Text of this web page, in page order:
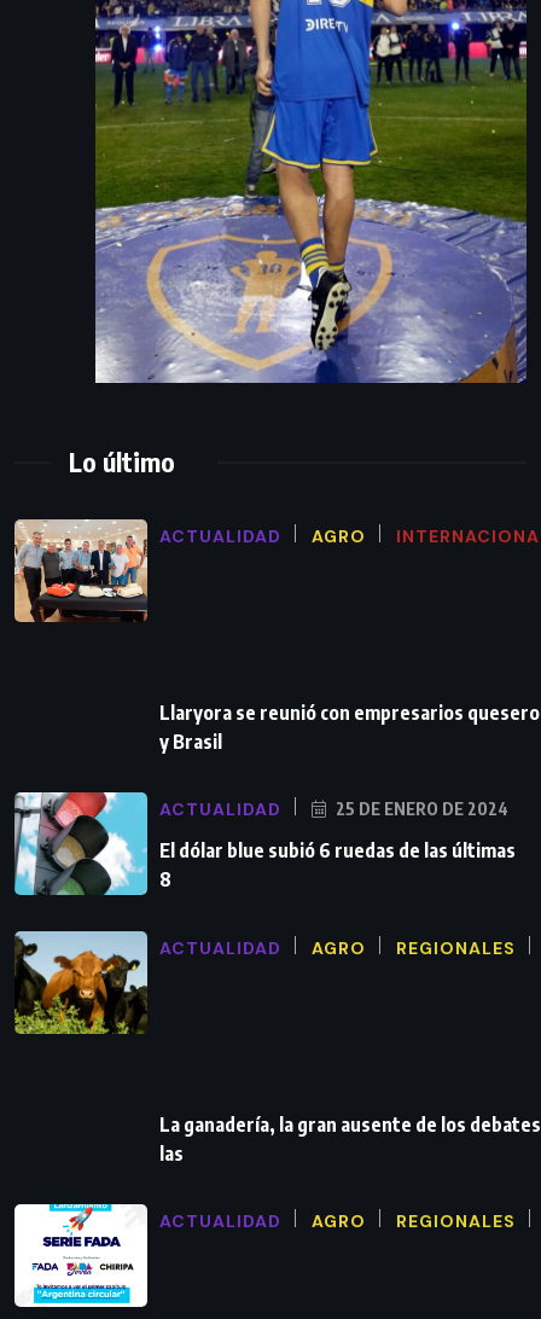
Lo último
ACTUALIDAD AGRO
Llaryora se reunió con empresarios
y Brasil
ACTUALIDAD 25 DE ENERO DE 2024
El dólar blue subió 6 ruedas de las últimas
8
ACTUALIDAD AGRO REGIONALES
La ganadería, la gran ausente de los
las
ACTUALIDAD AGRO REGIONALES